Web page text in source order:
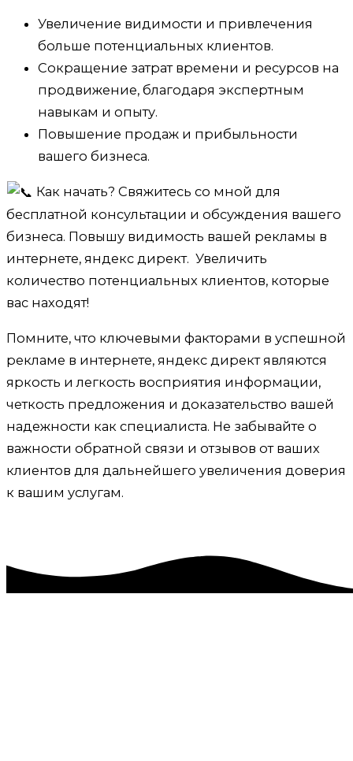
Увеличение видимости и привлечения
больше потенциальных клиентов.
Сокращение затрат времени и ресурсов на
продвижение, благодаря экспертным
навыкам и опыту.
Повышение продаж и прибыльности
вашего бизнеса.
Как начать? Свяжитесь со мной для
бесплатной консультации и обсуждения вашего
бизнеса. Повышу видимость вашей рекламы в
интернете, яндекс директ. Увеличить
количество потенциальных клиентов, которые
вас находят!
Помните, что ключевыми факторами в успешной
рекламе в интернете, яндекс директ являются
яркость и легкость восприятия информации,
четкость предложения и доказательство вашей
надежности как специалиста. Не забывайте о
важности обратной связи и отзывов от ваших
клиентов для дальнейшего увеличения доверия
к вашим услугам.